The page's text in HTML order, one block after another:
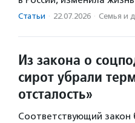
Статьи · 22.07.2026 · Семья и
Из закона о
сирот убрали
отсталость»
Соответствующий закон